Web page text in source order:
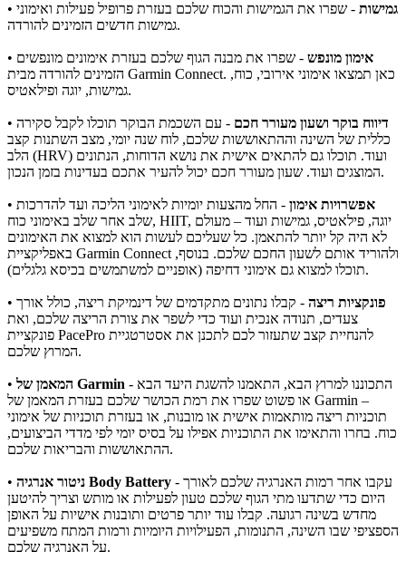
• גמישות - שפרו את הגמישות והכוח שלכם בעזרת פרופיל פעילות ואימוני
גמישות חדשים הזמינים להורדה.
• אימון מונפש - שפרו את מבנה הגוף שלכם בעזרת אימונים מונפשים
הזמינים להורדה מבית Garmin Connect. כאן תמצאו אימוני אירובי, כוח,
גמישות, יוגה ופילאטיס.
• דיווח בוקר ושעון מעורר חכם - עם השכמת הבוקר תוכלו לקבל סקירה
כללית של השינה וההתאוששות שלכם, לוח שנה יומי, מצב השתנות קצב
הלב (HRV) ועוד. תוכלו גם להתאים אישית את נושא הדוחות, הנתונים
המוצגים ועוד. שעון מעורר חכם יכול להעיר אתכם בעדינות בזמן הנכון.
• אפשרויות אימון - החל מהצעות יומיות לאימוני הליכה ועד להדרכות
שלב אחר שלב באימוני כוח, HIIT, יוגה, פילאטיס, גמישות ועוד – מעולם
לא היה קל יותר להתאמן. כל שעליכם לעשות הוא למצוא את האימונים
באפליקציית Garmin Connect ולהוריד אותם לשעון החכם שלכם. בנוסף,
תוכלו למצוא גם אימוני דחיפה (אופניים למשתמשים בכיסא גלגלים).
• פונקציות ריצה - קבלו נתונים מתקדמים של דינמיקת ריצה, כולל אורך
צעדים, תנודה אנכית ועוד כדי לשפר את צורת הריצה שלכם, ואת
פונקציית PacePro להנחיית קצב שתעזור לכם לתכנן את אסטרטגיית
המרוץ שלכם.
• המאמן של Garmin - התכוננו למרוץ הבא, התאמנו להשגת היעד הבא
או פשוט שפרו את רמת הכושר שלכם בעזרת המאמן של Garmin –
תוכניות ריצה מותאמות אישית או מובנות, או בעזרת תוכניות של אימוני
כוח. בחרו והתאימו את התוכניות אפילו על בסיס יומי לפי מדדי הביצועים,
ההתאוששות והבריאות שלכם.
• ניטור אנרגיה Body Battery - עקבו אחר רמות האנרגיה שלכם לאורך
היום כדי שתדעו מתי הגוף שלכם טעון לפעילות או מותש וצריך להיטען
מחדש בשינה רגועה. קבלו עוד יותר פרטים ותובנות אישיות על האופן
הספציפי שבו השינה, התנומות, הפעילויות היומיות ורמות המתח משפיעים
על האנרגיה שלכם.